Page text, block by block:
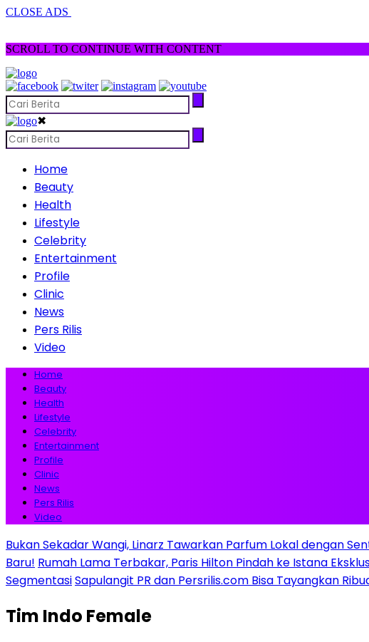
CLOSE ADS
SCROLL TO CONTINUE WITH CONTENT
✖
Home
Beauty
Health
Lifestyle
Celebrity
Entertainment
Profile
Clinic
News
Pers Rilis
Video
Home
Beauty
Health
Lifestyle
Celebrity
Entertainment
Profile
Clinic
News
Pers Rilis
Video
Bukan Sekadar Wangi, Linarz Tawarkan Parfum Lokal dengan
Baru! Rumah Lama Terbakar, Paris Hilton Pindah ke Istana
SegmentasiSapulangit PR dan Persrilis.com Bisa Tayangkan
Tim Indo Female